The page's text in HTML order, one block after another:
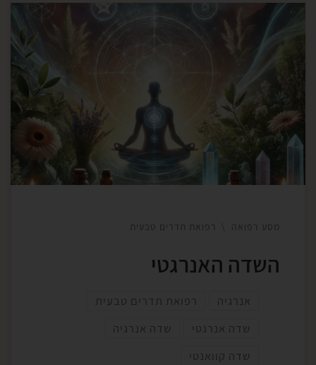
מהו השדה האנרגטי ? השדה האנרגטי הוא מארג תדרי
גבוה, שעוטף את הגופים המוכרים שלנו – פיזי, רגשי,
מנטלי ורוחני. השדה הוא ביטוי של המערך האנרגטי
המתקיים בזמן הווה, ניזון מהשפעות העבר שהיה והביטוי
הפנימי לתשומת הלב לעתיד לבוא. לרבות דאגות,
חרדות, דכאון וחוסר תקווה. אלו יכולים להגיע כביטויים
בגופים […]
מסע רפואה רפואת תדרים טבעית
השדה האנרגטי
אנרגיה
רפואת תדרים טבעית
שדה אנרגטי
שדה אנרגיה
שדה קוואנטי